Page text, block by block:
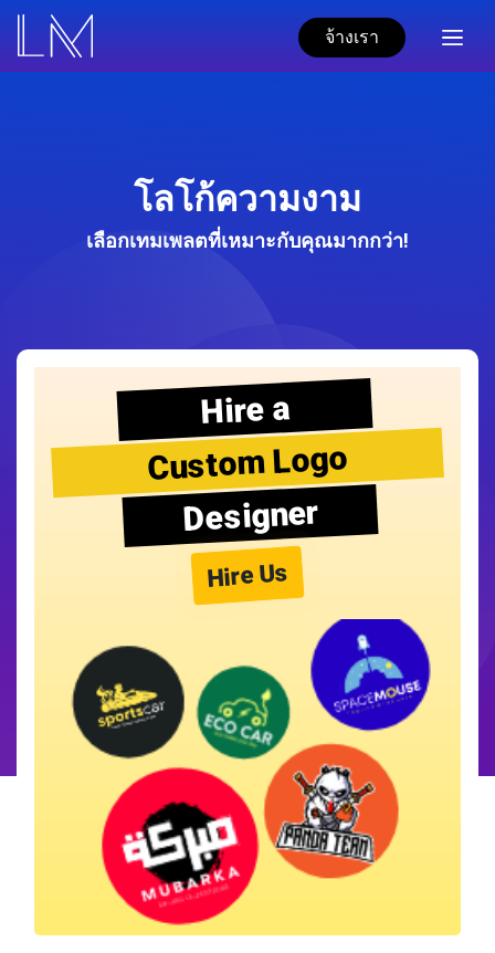
จ้างเรา
โลโก้ความงาม
เลือกเทมเพลตที่เหมาะกับคุณมากกว่า!
Hire a
Custom Logo
Designer
Hire Us